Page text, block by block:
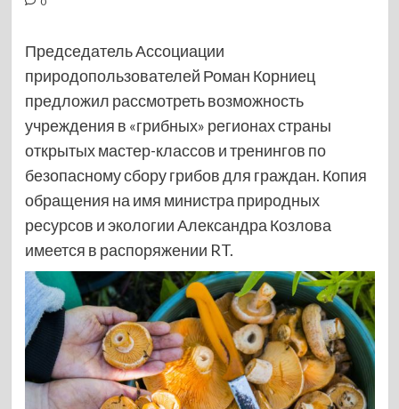
Председатель Ассоциации
природопользователей Роман Корниец
предложил рассмотреть возможность
учреждения в «грибных» регионах страны
открытых мастер-классов и тренингов по
безопасному сбору грибов для граждан. Копия
обращения на имя министра природных
ресурсов и экологии Александра Козлова
имеется в распоряжении RT.